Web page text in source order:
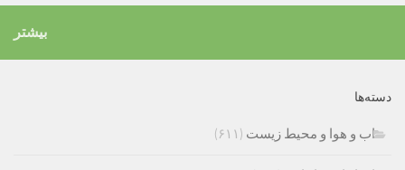
بیشتر
دسته‌ها
اب و هوا و محیط زیست (۶۱۱)